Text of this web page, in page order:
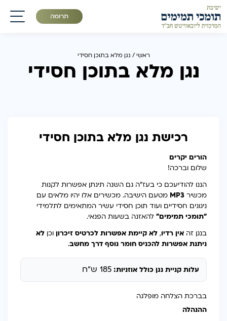
תרומה
תפריט
ראשי/ נגן מלא בתוכן חסידי
נגן מלא בתוכן חסידי
רכישת נגן מלא בתוכן חסידי
הורים יקרים
שלום וברכה!
הננו להודיעכם כי בעז"ה גם השנה תינתן אפשרות לקנות
מכשירMP3 מטעם הישיבה. מכשירים אלו יהיו מלאים עם
ניגונים חסידיים ועוד תוכן חסידי עשיר המתאימים לתלמידי
"תומכי תמימים" להאזנה בשעות הפנאי.
בנגן זהאין רדיו,לא קיימת אפשרות לכרטיס זיכרון וכןלא
ניתנת אפשרות להכניס חומר נוסף דרך מחשב.
עלות קניית נגן כולל אוזניות: 185 ש"ח
בברכת הצלחה מופלגה
ההנהלה